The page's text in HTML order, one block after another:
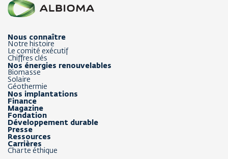
Nous connaître
Notre histoire
Le comité exécutif
Chiffres clés
Nos énergies renouvelables
Biomasse
Solaire
Géothermie
Nos implantations
Finance
Magazine
Fondation
Développement durable
Presse
Ressources
Carrières
Charte éthique